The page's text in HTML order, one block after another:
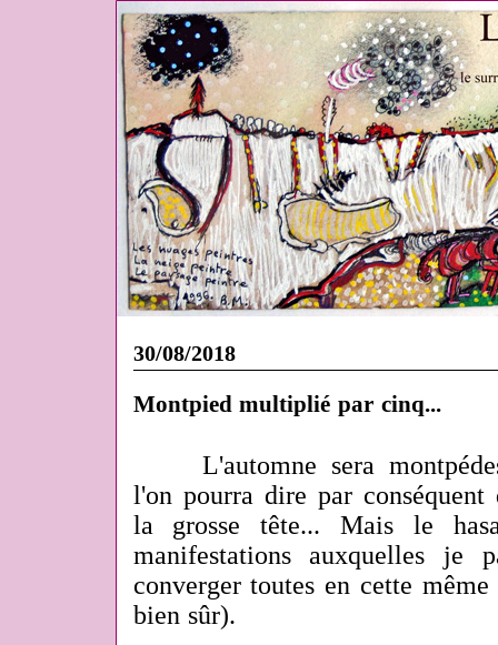
30/08/2018
Montpied multiplié par cinq...
L'automne sera
l'on pourra dire par
la grosse tête... Mais le
manifestations auxquelles je
converger toutes en cette
bien sûr).